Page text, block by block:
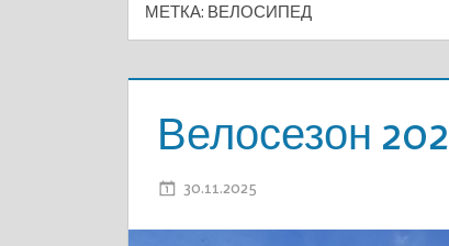
МЕТКА: ВЕЛОСИПЕД
Велосезон
30.11.2025